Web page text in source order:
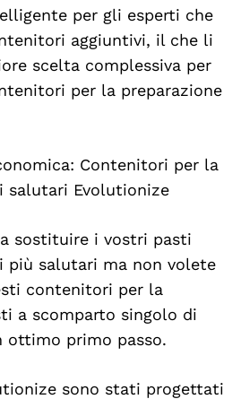
per gli esperti che
aggiuntivi, il che li
scelta complessiva per
per la preparazione
Contenitori per la
salutari Evolutionize
sostituire i vostri pasti
più salutari ma non volete
contenitori per la
a scomparto singolo di
ottimo primo passo.
sono stati progettati